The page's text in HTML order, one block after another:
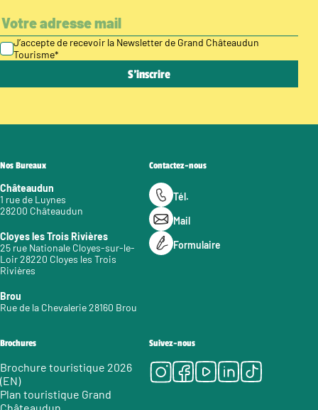
J’accepte de recevoir la Newsletter de Grand Châteaudun
Tourisme*
Nos Bureaux
Châteaudun
1 rue de Luynes
28200 Châteaudun
Cloyes les Trois Rivières
25 rue Nationale Cloyes-sur-le-
Loir 28220 Cloyes les Trois
Rivières
Brou
Rue de la Chevalerie 28160 Brou
Contactez-nous
Tél.
Mail
Formulaire
Brochures
Brochure touristique 2026
(EN)
Plan touristique Grand
Suivez-nous
Instagram
Facebook
Youtube
LinkedIn
Tiktok